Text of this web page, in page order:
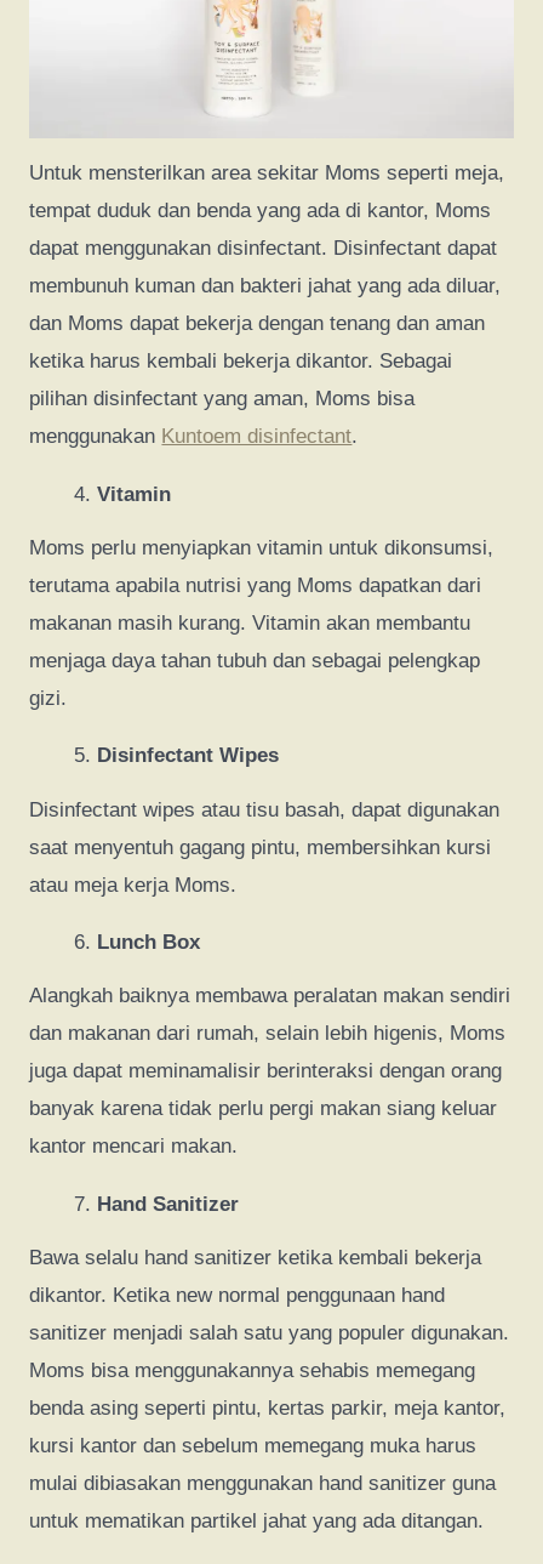
Untuk mensterilkan area sekitar Moms seperti meja,
tempat duduk dan benda yang ada di kantor, Moms
dapat menggunakan disinfectant. Disinfectant dapat
membunuh kuman dan bakteri jahat yang ada diluar,
dan Moms dapat bekerja dengan tenang dan aman
ketika harus kembali bekerja dikantor. Sebagai
pilihan disinfectant yang aman, Moms bisa
menggunakan Kuntoem disinfectant.
Vitamin
Moms perlu menyiapkan vitamin untuk dikonsumsi,
terutama apabila nutrisi yang Moms dapatkan dari
makanan masih kurang. Vitamin akan membantu
menjaga daya tahan tubuh dan sebagai pelengkap
gizi.
Disinfectant Wipes
Disinfectant wipes atau tisu basah, dapat digunakan
saat menyentuh gagang pintu, membersihkan kursi
atau meja kerja Moms.
Lunch Box
Alangkah baiknya membawa peralatan makan sendiri
dan makanan dari rumah, selain lebih higenis, Moms
juga dapat meminamalisir berinteraksi dengan orang
banyak karena tidak perlu pergi makan siang keluar
kantor mencari makan.
Hand Sanitizer
Bawa selalu hand sanitizer ketika kembali bekerja
dikantor. Ketika new normal penggunaan hand
sanitizer menjadi salah satu yang populer digunakan.
Moms bisa menggunakannya sehabis memegang
benda asing seperti pintu, kertas parkir, meja kantor,
kursi kantor dan sebelum memegang muka harus
mulai dibiasakan menggunakan hand sanitizer guna
untuk mematikan partikel jahat yang ada ditangan.